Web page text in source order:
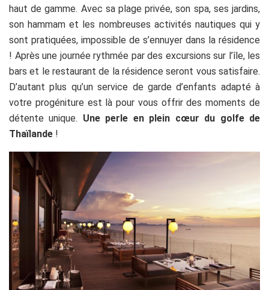
haut de gamme. Avec sa plage privée, son spa, ses jardins,
son hammam et les nombreuses activités nautiques qui y
sont pratiquées, impossible de s’ennuyer dans la résidence
! Après une journée rythmée par des excursions sur l’île, les
bars et le restaurant de la résidence seront vous satisfaire.
D’autant plus qu’un service de garde d’enfants adapté à
votre progéniture est là pour vous offrir des moments de
détente unique. Une perle en plein cœur du golfe de
Thaïlande !